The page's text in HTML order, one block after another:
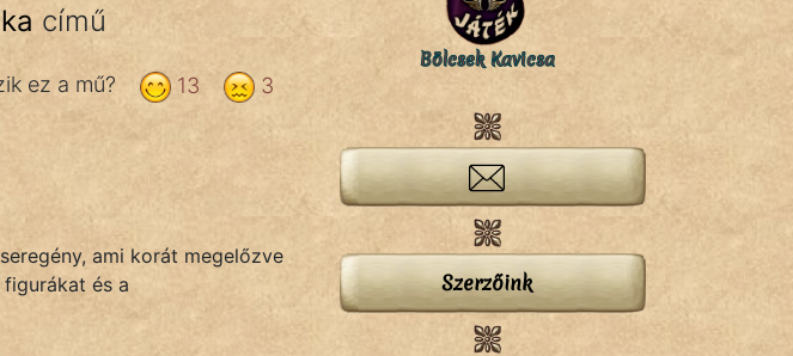
című
3
13
ez a mű?
ami korát megelőzve
és a
Bölcsek Kavicsa
Szerzőink